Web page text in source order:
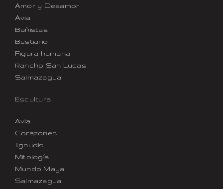
Amor y Desamor
Avia
Bañistas
Bestiario
Figura humana
Rancho San Lucas
Salmazagua
Escultura
Avia
Corazones
Ignudis
Mitología
Mundo Maya
Salmazagua